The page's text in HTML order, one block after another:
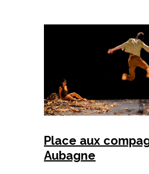
Place aux
Aubagne